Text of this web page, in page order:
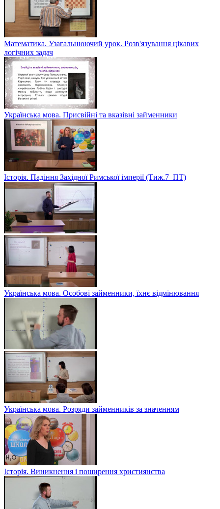
Математика. Узагальнюючий урок. Розв'язування цікавих
логічних задач
Українська мова. Присвійні та вказівні займенники
Історія. Падіння Західної Римської імперії (Тиж.7_ПТ)
Українська мова. Особові займенники, їхнє відмінювання
Українська мова. Розряди займенників за значенням
Історія. Виникнення і поширення християнства